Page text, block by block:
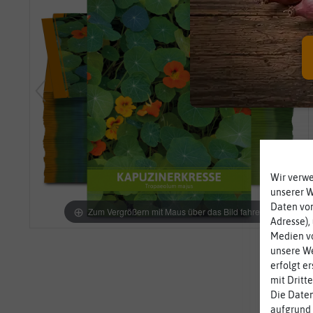
Zum Vergrößern mit Maus über das Bild fahren
Wir
unserer
Daten
Medien
unsere
erfolgt
mit
Die
aufgrund